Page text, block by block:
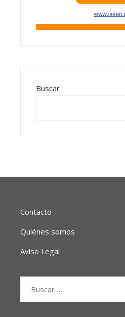
Buscar
Contacto
Quiénes somos
Aviso Legal